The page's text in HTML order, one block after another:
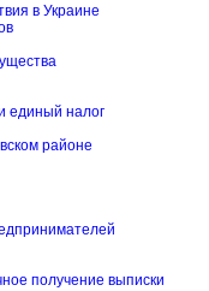
в Украине
единый налог
районе
получение выписки